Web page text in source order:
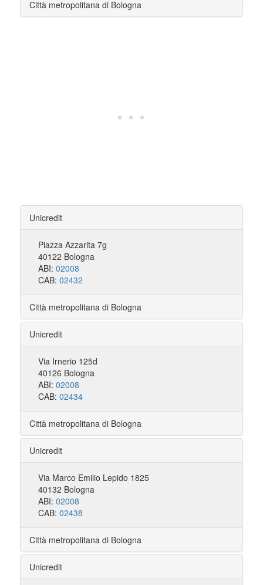
Città metropolitana di Bologna
Unicredit
Piazza Azzarita 7g
40122 Bologna
ABI: 02008
CAB: 02432
Città metropolitana di Bologna
Unicredit
Via Irnerio 125d
40126 Bologna
ABI: 02008
CAB: 02434
Città metropolitana di Bologna
Unicredit
Via Marco Emilio Lepido 1825
40132 Bologna
ABI: 02008
CAB: 02438
Città metropolitana di Bologna
Unicredit